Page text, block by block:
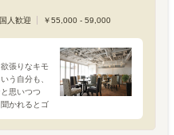
人歓迎 ￥55,000 - 59,000
張りなキモ
う自分も、
思いつつ
かれるとゴ
りがたくも